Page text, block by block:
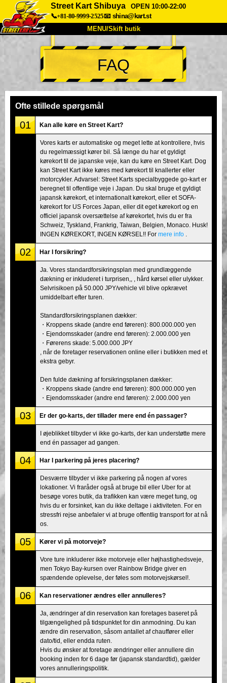
Street Kart Shibuya
OPEN 10:00-22:00
📞+81-80-9999-2525📧 shina@kart.st
MENU/Skift butik
TOP
Om Specifikationer Pris
Stemme
Virksomhed
Tokyo Shinagawa Tokyo Akihabara#1
Tokyo Akihabara#2 Tokyo Shibuya
Tokyo Shibuya Annex Tokyo Bay
Tokyo Asakusa Osaka
Okinawa
FAQ
Ofte stillede spørgsmål
01 Kan alle køre en Street Kart?
Vores karts er automatiske og meget lette at kontrollere, hvis
du regelmæssigt kører bil. Så længe du har et gyldigt
kørekort til de japanske veje, kan du køre en Street Kart. Dog
kan Street Kart ikke køres med kørekort til knallerter eller
motorcykler. Advarsel: Street Karts specialbyggede go-kart er
beregnet til offentlige veje i Japan. Du skal bruge et gyldigt
japansk kørekort, et internationalt kørekort, eller et SOFA-
kørekort for US Forces Japan, eller dit eget kørekort og en
officiel japansk oversættelse af kørekortet, hvis du er fra
Schweiz, Tyskland, Frankrig, Taiwan, Belgien, Monaco. Husk!
INGEN KØREKORT, INGEN KØRSEL!! For mere info
02 Har I forsikring?
Ja. Vores standardforsikringsplan med grundlæggende
dækning er inkluderet i turprisen,, , hård kørsel eller ulykker.
Selvrisikoen på 50.000 JPY/vehicle vil blive opkrævet
umiddelbart efter turen.
Standardforsikringsplanen dækker:
・Kroppens skade (andre end føreren): 800.000.000 yen
・Ejendomsskader (andre end føreren): 2.000.000 yen
・Førerens skade: 5.000.000 JPY
, når de foretager reservationen online eller i butikken med et
ekstra gebyr.
Den fulde dækning af forsikringsplanen dækker:
・Kroppens skade (andre end føreren): 800.000.000 yen
・Ejendomsskader (andre end føreren): 2.000.000 yen
03 Er der go-karts, der tillader mere end én passager?
I øjeblikket tilbyder vi ikke go-karts, der kan understøtte mere
end én passager ad gangen.
04 Har I parkering på jeres placering?
Desværre tilbyder vi ikke parkering på nogen af vores
lokationer. Vi fraråder også at bruge bil eller Uber for at
besøge vores butik, da trafikken kan være meget tung, og
hvis du er forsinket, kan du ikke deltage i aktiviteten. For en
stressfri rejse anbefaler vi at bruge offentlig transport for at nå
os.
05 Kører vi på motorveje?
Vore ture inkluderer ikke motorveje eller højhastighedsveje,
men Tokyo Bay-kursen over Rainbow Bridge giver en
spændende oplevelse, der føles som motorvejskørsel!.
06 Kan reservationer ændres eller annulleres?
Ja, ændringer af din reservation kan foretages baseret på
tilgængelighed på tidspunktet for din anmodning. Du kan
ændre din reservation, såsom antallet af chauffører eller
dato/tid, eller endda ruten.
Hvis du ønsker at foretage ændringer eller annullere din
booking inden for 6 dage før (japansk standardtid), gælder
vores annulleringspolitik.